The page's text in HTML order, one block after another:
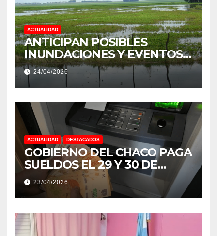
ACTUALIDAD
ANTICIPAN POSIBLES
INUNDACIONES Y EVENTOS
EXTREMOS: “PODRÍA SER UN
NIÑO MUY IMPORTANTE”
24/04/2026
ACTUALIDAD DESTACADOS
GOBIERNO DEL CHACO PAGA
SUELDOS EL 29 Y 30 DE
ABRIL, CON EL 2% DE
AUMENTO
23/04/2026